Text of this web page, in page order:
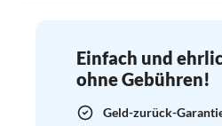
Einfach und
ohne Gebühren!
Geld-zurück-